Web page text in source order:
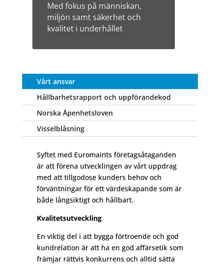
Med fokus på människan,
miljön samt säkerhet och
kvalitet i underhållet
Vårt ansvar
Hållbarhetsrapport och uppförandekod
Norska Åpenhetsloven
Visselblåsning
Syftet med Euromaints företagsåtaganden
är att förena utvecklingen av vårt uppdrag
med att tillgodose kunders behov och
förväntningar för ett värdeskapande som är
både långsiktigt och hållbart.
Kvalitetsutveckling
En viktig del i att bygga förtroende och god
kundrelation är att ha en god affärsetik som
främjar rättvis konkurrens och alltid sätta